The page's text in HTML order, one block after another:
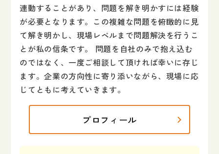
連動することがあり、問題を解き明かすには経験
が必要となります。この複雑な問題を俯瞰的に見
て解き明かし、現場レベルまで問題解決を行うこ
とが私の信条です。 問題を自社のみで抱え込む
のではなく、一度ご相談して頂ければ幸いに存じ
ます。企業の方向性に寄り添いながら、現場に応
じてともに考えていきます。
プロフィール